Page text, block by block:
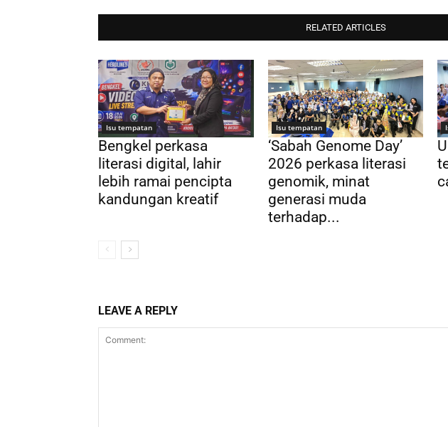
RELATED ARTICLES
Isu tempatan
Bengkel perkasa
literasi digital, lahir
lebih ramai pencipta
kandungan kreatif
Isu tempatan
‘Sabah Genome Day’
2026 perkasa literasi
genomik, minat
generasi muda
terhadap...
LEAVE A REPLY